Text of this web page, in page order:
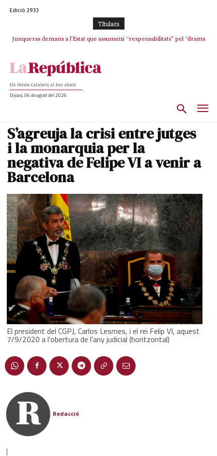
Edició 2933
TItulars
Junqueras demana a l’Estat que assumeixi “responsabilitats” pel “drama
L’abandonament de les seleccions catalanes per part de la UFEC
Els Països Catalans al teu abast
Dijous, 06 de agost del 2026
S’agreuja la crisi entre jutges
i la monarquia per la
negativa de Felipe VI a venir a
Barcelona
El president del CGPJ, Carlos Lesmes, i el rei Felip VI, aquest
7/9/2020 a l'obertura de l'any judicial (horitzontal)
Redacció
|